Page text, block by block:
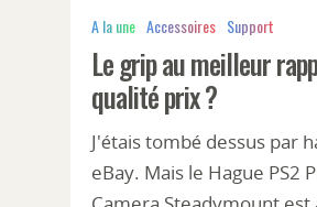
A la une Accessoires Support
Le grip au meilleur
qualité prix ?
J'étais tombé dessus par
eBay. Mais le Hague PS2